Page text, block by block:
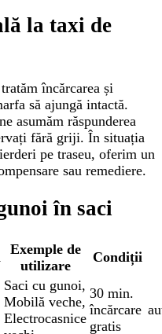
la taxi de
încărcarea și
să ajungă intactă.
asumăm răspunderea
fără griji. În situația
pe traseu, oferim un
sau remediere.
în saci
Exemple de
utilizare
Condiții
Saci cu gunoi,
Mobilă veche,
Electrocasnice
30 min.
încărcare
gratis